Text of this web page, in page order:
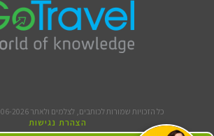
כל הזכויות שמורות לכותבים, לצלמים ולאתר GoTravel © 2006-2026
הצהרת נגישות